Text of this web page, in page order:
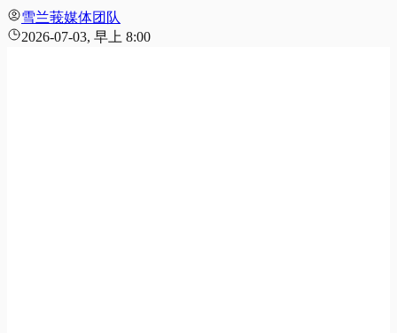
雪兰莪媒体团队
2026-07-03, 早上 8:00